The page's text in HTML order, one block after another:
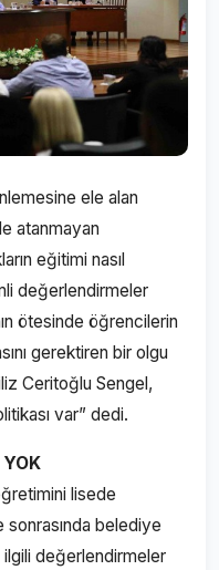
ele alan
atanmayan
eğitimi nasıl
değerlendirmeler
ötesinde öğrencilerin
gerektiren bir olgu
Ceritoğlu Sengel,
var” dedi.
YOK
lisede
belediye
değerlendirmeler